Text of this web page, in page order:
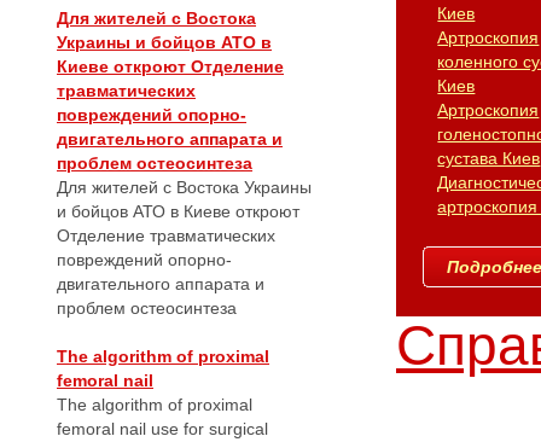
Для жителей с Востока
Украины и бойцов АТО в
Киеве откроют Отделение
травматических
повреждений опорно-
двигательного аппарата и
проблем остеосинтеза
Для жителей с Востока Украины
и бойцов АТО в Киеве откроют
Отделение травматических
повреждений опорно-
двигательного аппарата и
проблем остеосинтеза
The algorithm of proximal
femoral nail
The algorithm of proximal
femoral nail use for surgical
Киев
Артроскопия
коленного
Киев
Артроскопия
сустава Киев